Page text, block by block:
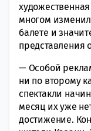
многом
балете и
представления
— Особой
ни по второму
спектакли
месяц их уже
достижение.